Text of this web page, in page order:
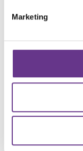
Marketing